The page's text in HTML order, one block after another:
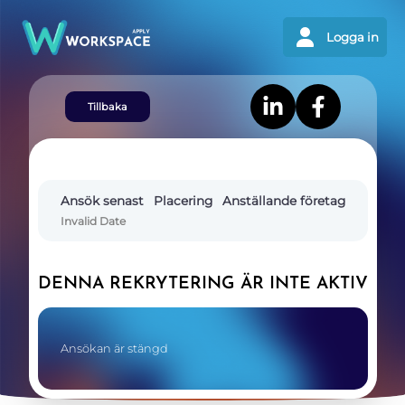
Logga in
Tillbaka
Ansök senast
Invalid Date
Placering Anställande företag
DENNA REKRYTERING ÄR INTE AKTIV
Ansökan är stängd